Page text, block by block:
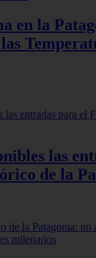
en la
las
de la